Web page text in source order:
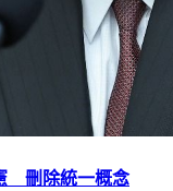
刪除統一概念